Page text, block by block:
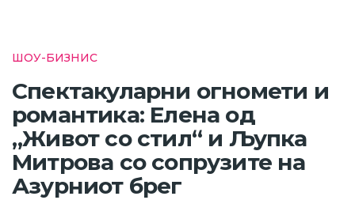
ШОУ-БИЗНИС
Спектакуларни огномети и
романтика: Елена од
„Живот со стил“ и Љупка
Митрова со сопрузите на
Азурниот брег